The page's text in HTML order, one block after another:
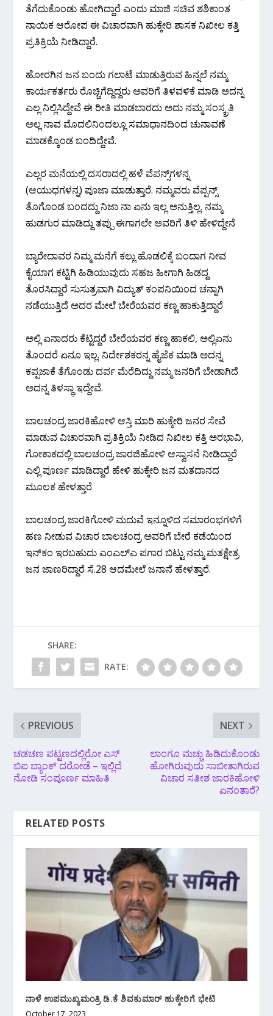
ತೆಗೆದುಕೊಂಡು ಹೋಗಿದ್ದಾರೆ ಎಂದು ಮಾಜಿ ಸಚಿವ ಶಶಿಕಾಂತ
ನಾಯಿಕ ಆರೋಪ ಈ ವಿಚಾರವಾಗಿ ಹುಕ್ಕೇರಿ ಶಾಸಕ ನಿಖೀಲ ಕತ್ತಿ
ಪ್ರತಿಕ್ರಿಯೆ ನೀಡಿದ್ದಾರೆ.
ಹೋರಗಿನ ಜನ ಬಂದು ಗಲಾಟೆ ಮಾಡುತ್ತಿರುವ ಹಿನ್ನಲೆ ನಮ್ಮ
ಕಾರ್ಯಕರ್ತರು ರೊಚ್ಚಿಗೆದ್ದಿದ್ದರು ಅವರಿಗೆ ತಿಳವಳಿಕೆ ಮಾಡಿ ಅದನ್ನ
ಎಲ್ಲ ನಿಲ್ಲಿಸಿದ್ದೇವೆ ಈ ರೀತಿ‌ ಮಾಡಬಾರದು ಅದು ನಮ್ಮ ಸಂಸ್ಕ್ರತಿ
ಅಲ್ಲ ನಾವ ಮೊದಲಿನಿಂದಲ್ಲೂ ಸಮಾಧಾನದಿಂದ ಚುನಾವಣೆ
ಮಾಡಕ್ಕೊಂಡ ಬಂದಿದ್ದೇವೆ.
ಎಲ್ಲರ ಮನೆಯಲ್ಲಿ ದಸರಾದಲ್ಲಿ ಹಳೆ ವೆಪನ್ಸ್‌ಗಳನ್ನ
(ಆಯುಧಗಳನ್ನ) ಪೂಜಾ ಮಾಡುತ್ತಾರೆ. ನಮ್ಮವರು ವೆಪ್ಪನ್ಸ್
ತೊಗೊಂಡ ಬಂದದ್ದು ನಿಜಾ ನಾ ಏನು ಇಲ್ಲ ಅನುತ್ತಿಲ್ಲ. ನಮ್ಮ
ಹುಡಗುರ ಮಾಡಿದ್ದು ತಪ್ಪು ಈಗಾಗಲೇ ಅವರಿಗೆ ತಿಳಿ ಹೇಳಿದ್ದೇನೆ
ಬ್ಯಾರೇದಾವರ ನಿಮ್ಮ ಮನೆಗೆ ಕಲ್ಲು ಹೊಡಲಿಕ್ಕೆ ಬಂದಾಗ ನೀವ
ಕೈಯಾಗ ಕಟ್ಟಿಗಿ ಹಿಡಿಯುವುದು ಸಹಜ ಹೀಗಾಗಿ ಹಿಡದ್ದ
ತೊರಸಿದ್ದಾರೆ ಸುಸುತ್ರವಾಗಿ ವಿದ್ಯುತ್ ಕಂಪನಿಯಿಂದ ಚನ್ನಾಗಿ
ನಡೆಯುತ್ತಿದೆ ಅದರ ಮೇಲೆ ಬೇರೆಯವರ ಕಣ್ಣ ಹಾಕುತ್ತಿದ್ದಾರೆ
ಅಲ್ಲಿ ಏನಾದರು ಕೆಟ್ಟಿದ್ದರೆ ಬೇರೆಯವರ ಕಣ್ಣ ಹಾಕಲಿ, ಅಲ್ಲಿ‌ಏನು
ತೊಂದರೆ ಏನೂ ಇಲ್ಲ. ನಿರ್ದೇಶಕರನ್ನ ಹೈಜೆಕ ಮಾಡಿ ಅದನ್ನ
ಕಪ್ಪಜಾಕೆ ತೆಗೊಂಡು ದರ್ಪ ಮೆರೆದಿದ್ದು ನಮ್ಮ ಜನರಿಗೆ ಬೇಡಾಗಿದೆ
ಅದನ್ನ ತಿಳಸ್ಥಾ ಇದ್ದೇವೆ.
ಬಾಲಚಂದ್ರ ಜಾರಕಿಹೋಳಿ ಆಸ್ತಿ ಮಾರಿ ಹುಕ್ಕೇರಿ ಜನರ ಸೇವೆ
ಮಾಡುವ ವಿಚಾರವಾಗಿ ಪ್ರತಿಕ್ರಿಯೆ ನೀಡಿದ ನಿಖೀಲ ಕತ್ತಿ ಅರಭಾವಿ,
ಗೋಕಾಕದಲ್ಲಿ ಬಾಲಚಂದ್ರ ಜಾರಜಿಹೋಳಿ ಆಸ್ವಾಸನೆ ನೀಡಿದ್ದಾರೆ
ಎಲ್ಲಿ ಪೂರ್ಣ ಮಾಡಿದ್ದಾರೆ ಹೇಳಿ ಹುಕ್ಕೇರಿ ಜನ ಮತದಾನದ
ಮೂಲಕ ಹೇಳತ್ತಾರೆ
ಬಾಲಚಂದ್ರ ಜಾರಕಿಗೋಳಿ ಮದುವೆ ಇನ್ನೂಳಿದ ಸಮಾರಂಭಗಳಿಗೆ
ಹಣ ನೀಡುವ ವಿಚಾರ ಬಾಲಚಂದ್ರ ಅವರಿಗೆ ಬೇರೆ ಕಡೆಯಿಂದ
ಇನ್‌ಕಂ ಇರಬಹುದು ಎಂಎಲ್‌ಎ ಪಗಾರ ಬಿಟ್ಟು ನಮ್ಮ ಮತಕ್ಷೇತ್ರ
ಜನ ಜಾಣರಿದ್ದಾರೆ ಸೆ.28 ಆದಮೇಲೆ ಜನಾನೆ ಹೇಳತ್ತಾರೆ.
SHARE:
RATE:
PREVIOUS
ಚಡಚಣ ಪಟ್ಟಣದಲ್ಲಿರೋ ಎಸ್
ಬಿಐ ಬ್ಯಾಂಕ್ ದರೋಡೆ – ಇಲ್ಲಿದೆ
ನೋಡಿ ಸಂಪೂರ್ಣ ಮಾಹಿತಿ
NEXT
ಲಾಂಗೂ ಮಚ್ಚು ಹಿಡಿದುಕೊಂಡು
ಹೋಗಿರುವುದು ಸಾಬೀತಾಗಿರುವ
ವಿಚಾರ ಸತೀಶ ಜಾರಕಿಹೋಳಿ
ಏನಂತಾರೆ?
RELATED POSTS
ನಾಳೆ ಉಪಮುಖ್ಯಮಂತ್ರಿ ಡಿ.ಕೆ ಶಿವಕುಮಾರ್‌ ಹುಕ್ಕೇರಿಗೆ ಭೇಟಿ